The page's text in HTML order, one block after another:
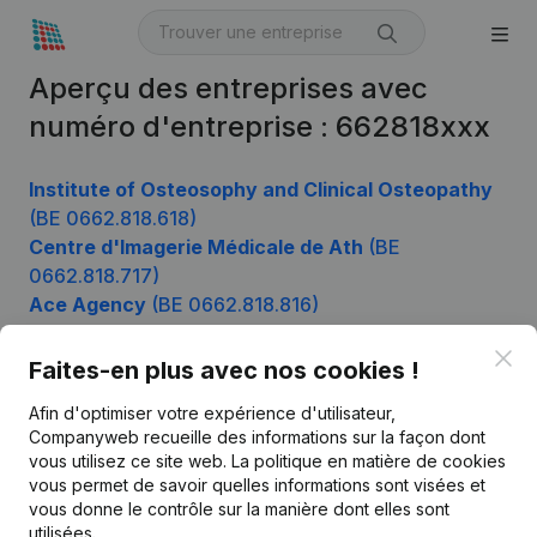
Aperçu des entreprises avec
numéro d'entreprise : 662818xxx
Institute of Osteosophy and Clinical Osteopathy
(BE 0662.818.618)
Centre d'Imagerie Médicale de Ath (BE
0662.818.717)
Ace Agency (BE 0662.818.816)
Faites-en plus avec nos cookies !
Afin d'optimiser votre expérience d'utilisateur,
Companyweb recueille des informations sur la façon dont
vous utilisez ce site web. La politique en matière de cookies
vous permet de savoir quelles informations sont visées et
vous donne le contrôle sur la manière dont elles sont
utilisées.
Français
Informations d’entreprise
Monitoring